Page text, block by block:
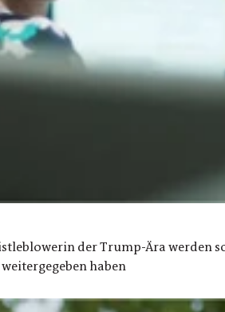
der Trump-Ära werden
haben